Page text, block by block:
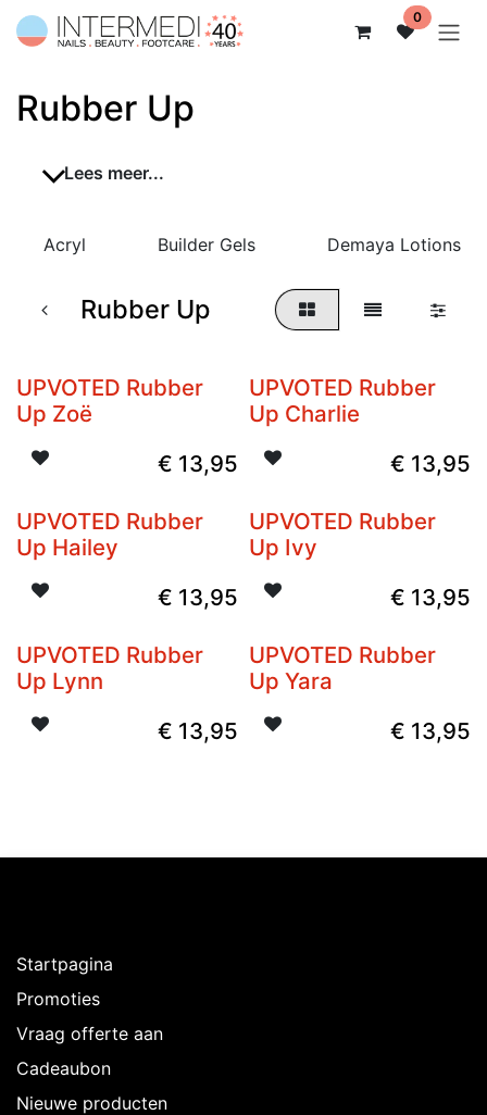
Overslaan naar inhoud 0
Rubber Up
Lees meer...
Acryl Builder Gels Demaya Lotions
Rubber Up
UPVOTED Rubber
Up Zoë
€ 13,95
UPVOTED Rubber
Up Charlie
€ 13,95
Niet op voorraad
UPVOTED Rubber
Up Hailey
€ 13,95
UPVOTED Rubber
Up Ivy
€ 13,95
UPVOTED Rubber
Up Lynn
€ 13,95
UPVOTED Rubber
Up Yara
€ 13,95
Startpagina
Promoties
Vraag offerte aan
Cadeaubon
Nieuwe producten